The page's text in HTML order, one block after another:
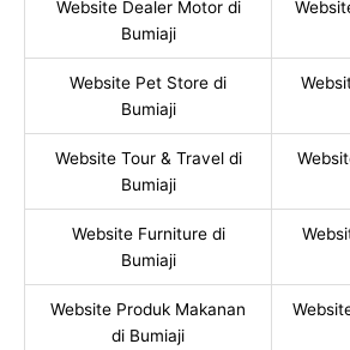
Website Dealer Motor di
Bumiaji
Website Pet Store di
Bumiaji
Website Tour & Travel di
Bumiaji
Website Furniture di
Bumiaji
Website Produk Makanan
di Bumiaji